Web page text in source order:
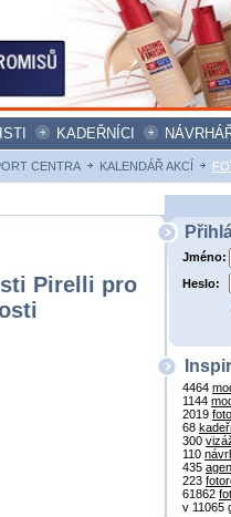
KADEŘNÍCI
CENTRA KALENDÁŘ AKCÍ
Pirelli pro
Jméno:
Heslo:
4464
1144
2019
68
300
110
435
223
61862
v 11065